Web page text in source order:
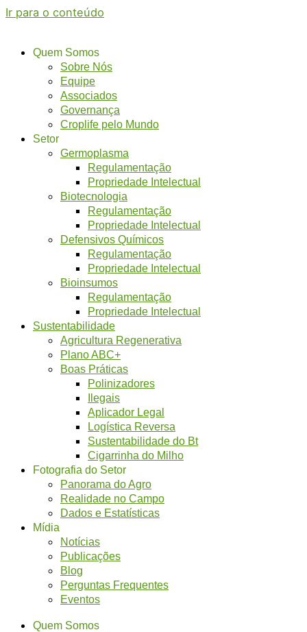
Ir para o conteúdo
Quem Somos
Sobre Nós
Equipe
Associados
Governança
Croplife pelo Mundo
Setor
Germoplasma
Regulamentação
Propriedade Intelectual
Biotecnologia
Regulamentação
Propriedade Intelectual
Defensivos Químicos
Regulamentação
Propriedade Intelectual
Bioinsumos
Regulamentação
Propriedade Intelectual
Sustentabilidade
Agricultura Regenerativa
Plano ABC+
Boas Práticas
Polinizadores
Ilegais
Aplicador Legal
Logística Reversa
Sustentabilidade do Bt
Cigarrinha do Milho
Fotografia do Setor
Panorama do Agro
Realidade no Campo
Dados e Estatísticas
Mídia
Notícias
Publicações
Blog
Perguntas Frequentes
Eventos
Quem Somos